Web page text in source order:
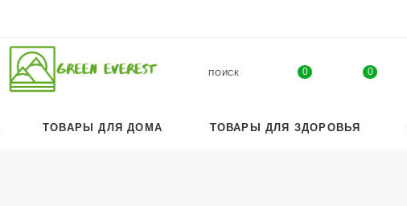
ПОИСК 0 0
ТОВАРЫ ДЛЯ ДОМА ТОВАРЫ ДЛЯ ЗДОРОВЬЯ